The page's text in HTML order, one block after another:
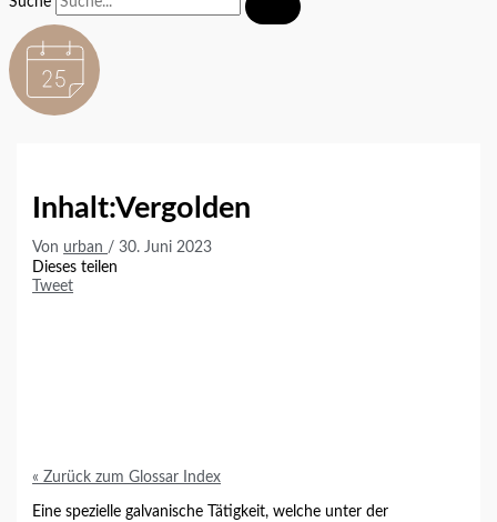
Inhalt:Vergolden
Von urban /30. Juni 2023
Dieses teilen
Tweet
« Zurück zum Glossar Index
Eine spezielle galvanische Tätigkeit, welche unter der